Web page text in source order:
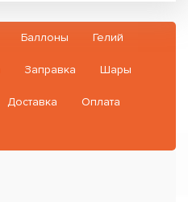
Баллоны Гелий
Заправка Шары
Доставка Оплата